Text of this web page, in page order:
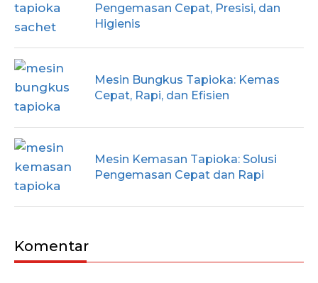
Pengemasan Cepat, Presisi, dan
Higienis
Mesin Bungkus Tapioka: Kemas
Cepat, Rapi, dan Efisien
Mesin Kemasan Tapioka: Solusi
Pengemasan Cepat dan Rapi
Komentar